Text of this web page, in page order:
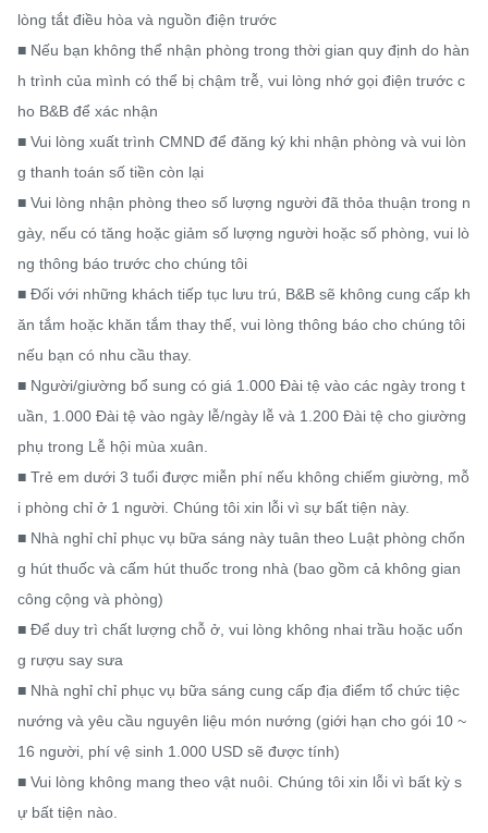
lòng tắt điều hòa và nguồn điện trước
■ Nếu bạn không thể nhận phòng trong thời gian quy định do hàn
h trình của mình có thể bị chậm trễ, vui lòng nhớ gọi điện trước c
ho B&B để xác nhận
■ Vui lòng xuất trình CMND để đăng ký khi nhận phòng và vui lòn
g thanh toán số tiền còn lại
■ Vui lòng nhận phòng theo số lượng người đã thỏa thuận trong n
gày, nếu có tăng hoặc giảm số lượng người hoặc số phòng, vui lò
ng thông báo trước cho chúng tôi
■ Đối với những khách tiếp tục lưu trú, B&B sẽ không cung cấp kh
ăn tắm hoặc khăn tắm thay thế, vui lòng thông báo cho chúng tôi
nếu bạn có nhu cầu thay.
■ Người/giường bổ sung có giá 1.000 Đài tệ vào các ngày trong t
uần, 1.000 Đài tệ vào ngày lễ/ngày lễ và 1.200 Đài tệ cho giường
phụ trong Lễ hội mùa xuân.
■ Trẻ em dưới 3 tuổi được miễn phí nếu không chiếm giường, mỗ
i phòng chỉ ở 1 người. Chúng tôi xin lỗi vì sự bất tiện này.
■ Nhà nghỉ chỉ phục vụ bữa sáng này tuân theo Luật phòng chốn
g hút thuốc và cấm hút thuốc trong nhà (bao gồm cả không gian
công cộng và phòng)
■ Để duy trì chất lượng chỗ ở, vui lòng không nhai trầu hoặc uốn
g rượu say sưa
■ Nhà nghỉ chỉ phục vụ bữa sáng cung cấp địa điểm tổ chức tiệc
nướng và yêu cầu nguyên liệu món nướng (giới hạn cho gói 10 ~
16 người, phí vệ sinh 1.000 USD sẽ được tính)​
■ Vui lòng không mang theo vật nuôi. Chúng tôi xin lỗi vì bất kỳ s
ự bất tiện nào.